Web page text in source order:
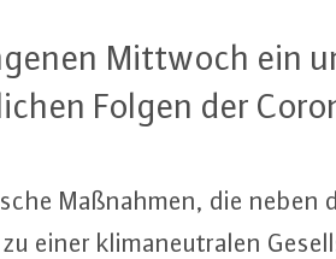
Mittwoch ein
Folgen der
Maßnahmen, die
einer kli­ma­neu­tra­len